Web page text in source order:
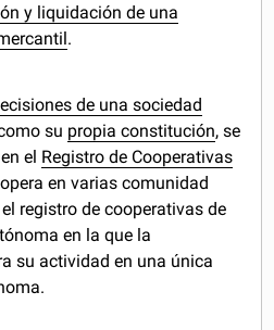
y liquidación de una
.
de una sociedad
su propia constitución, se
el Registro de Cooperativas
en varias comunidad
registro de cooperativas de
en la que la
su actividad en una única